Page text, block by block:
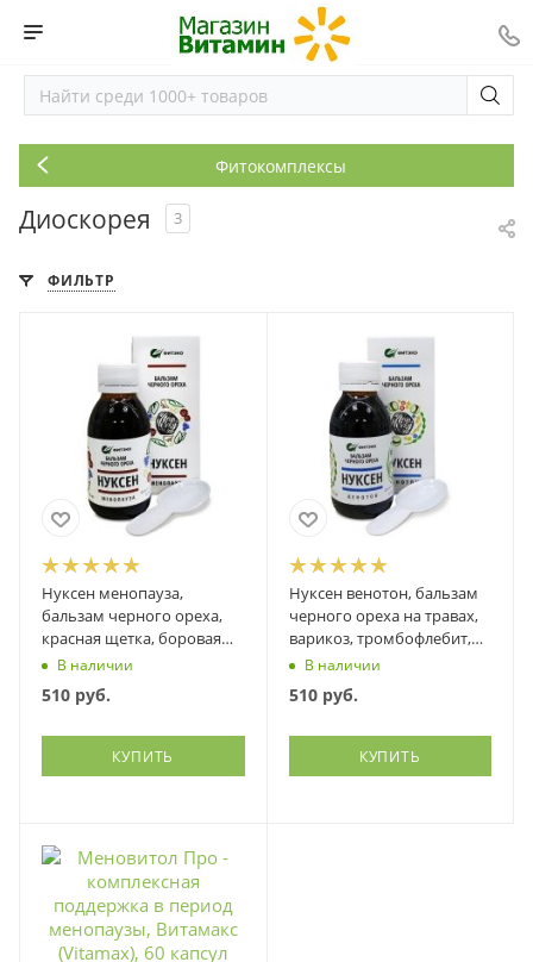
Фитокомплексы
Диоскорея 3
ФИЛЬТР
Нуксен менопауза,
бальзам черного ореха,
красная щетка, боровая
матка, шлемник...., Фитэко,
В наличии
510 руб.
КУПИТЬ
Нуксен венотон, бальзам
черного ореха на травах,
варикоз, тромбофлебит,
геморрой, Фитэко, 100 мл
В наличии
510руб.
КУПИТЬ